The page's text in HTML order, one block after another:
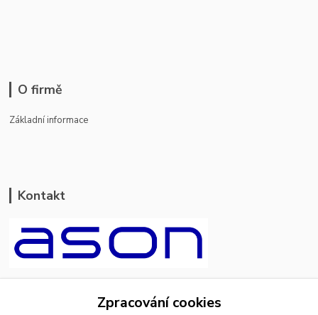
O firmě
Základní informace
Kontakt
Zpracování cookies